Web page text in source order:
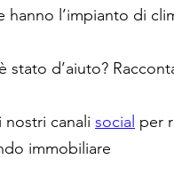
hanno l’impianto di
stato d’aiuto?
nostri canali social per
immobiliare